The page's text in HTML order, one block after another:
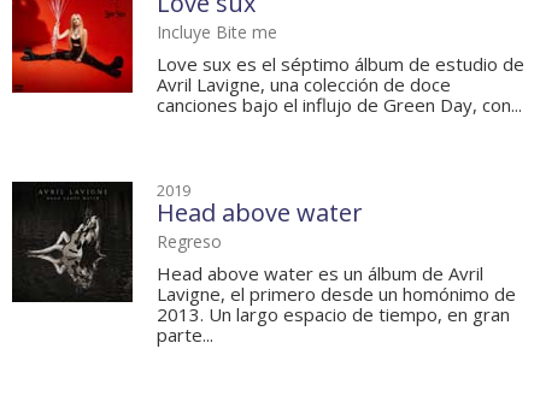
Incluye Bite me
Love sux es el séptimo álbum de estudio de
Avril Lavigne, una colección de doce
canciones bajo el influjo de Green Day, con...
2019
Head above water
Regreso
Head above water es un álbum de Avril
Lavigne, el primero desde un homónimo de
2013. Un largo espacio de tiempo, en gran
parte...